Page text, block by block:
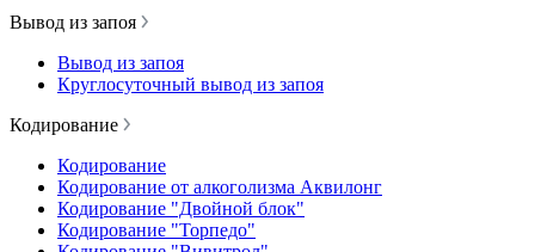
Вывод из запоя
Вывод из запоя
Круглосуточный вывод из запоя
Кодирование
Кодирование
Кодирование от алкоголизма Аквилонг
Кодирование "Двойной блок"
Кодирование "Торпедо"